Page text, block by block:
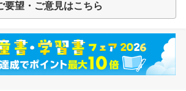
要望・ご意見はこちら